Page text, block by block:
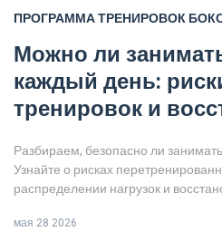
ПРОГРАММА ТРЕНИРОВОК
Можно ли
каждый день:
тренировок и
Разбираем, безопасно ли
Узнайте о рисках
распределении нагрузок и
мая 28 2026